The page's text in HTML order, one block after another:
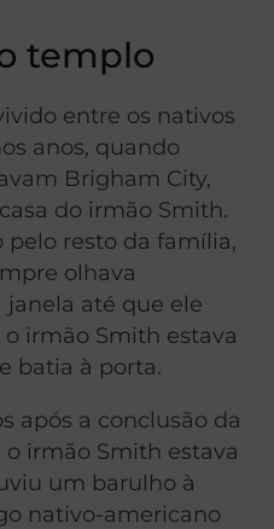
templo
entre os nativos
anos, quando
Brigham City,
do irmão Smith.
pelo resto da família,
olhava
até que ele
irmão Smith estava
batia à porta.
após a conclusão da
irmão Smith estava
um barulho à
nativo-americano